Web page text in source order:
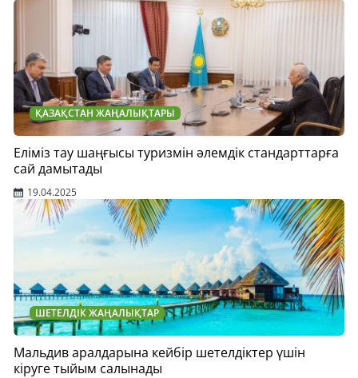
ҚАЗАҚСТАН ЖАҢАЛЫҚТАРЫ
Еліміз тау шаңғысы туризмін әлемдік стандарттарға
сай дамытады
19.04.2025
ШЕТЕЛДІК ЖАҢАЛЫҚТАР
Мальдив аралдарына кейбір шетелдіктер үшін
кіруге тыйым салынады